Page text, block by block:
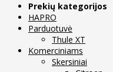
Prekių kategorijos
HAPRO
Parduotuvė
Thule XT
Komerciniams
Skersiniai